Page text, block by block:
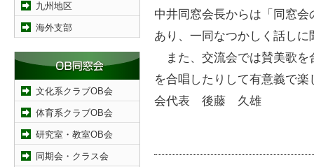
九州地区
海外支部
文化系クラブOB会
体育系クラブOB会
研究室・教室OB会
同期会・クラス会
中井同窓会長からは「同窓
あり、一同なつかしく話し
また、交流会では賛美歌を
を合唱したりして有意義で
会代表 後藤 久雄